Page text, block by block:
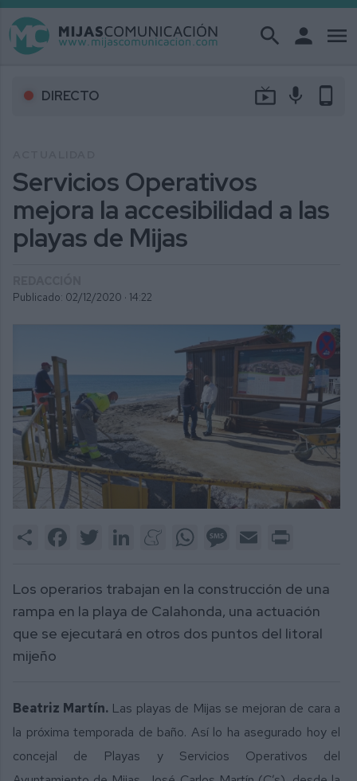
search person menu
DIRECTO live_tv mic phone_android
Servicios Operativos
mejora la accesibilidad a las
playas de Mijas
Publicado: 02/12/2020 · 14:22
Share FacebookTwitter LinkedInMeneameWhatsAppMessage
Email
Los operarios trabajan en la construcción de una
rampa en la playa de Calahonda, una actuación
que se ejecutará en otros dos puntos del litoral
mijeño
Beatriz Martín.Las playas de Mijas se mejoran de cara a
la próxima temporada de baño. Así lo ha asegurado hoy el
concejal de Playas y Servicios Operativos del